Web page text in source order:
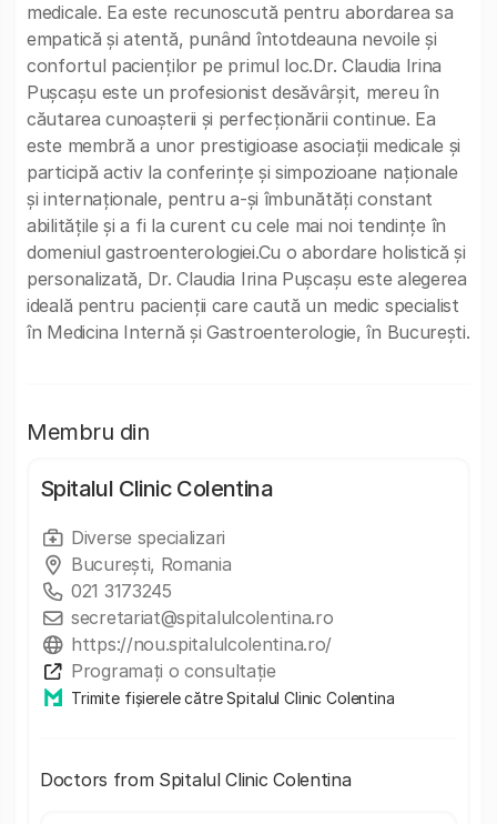
medicale. Ea este recunoscută pentru abordarea sa
empatică și atentă, punând întotdeauna nevoile și
confortul pacienților pe primul loc.Dr. Claudia Irina
Pușcașu este un profesionist desăvârșit, mereu în
căutarea cunoașterii și perfecționării continue. Ea
este membră a unor prestigioase asociații medicale și
participă activ la conferințe și simpozioane naționale
și internaționale, pentru a-și îmbunătăți constant
abilitățile și a fi la curent cu cele mai noi tendințe în
domeniul gastroenterologiei.Cu o abordare holistică și
personalizată, Dr. Claudia Irina Pușcașu este alegerea
ideală pentru pacienții care caută un medic specialist
în Medicina Internă și Gastroenterologie, în București.
Membru din
Spitalul Clinic Colentina
Diverse specializari
București, Romania
021 3173245
secretariat@spitalulcolentina.ro
https://nou.spitalulcolentina.ro/
Programați o consultație
Trimite fișierele către Spitalul Clinic Colentina
Doctors from Spitalul Clinic Colentina